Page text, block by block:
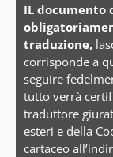
IL documento
traduzione,
corrisponde a
seguire
tutto verrà
traduttore
esteri e della
cartaceo